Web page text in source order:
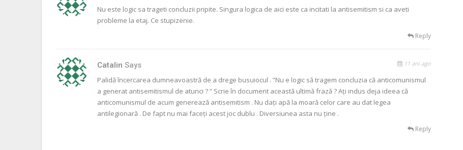
Nu este logic sa trageti concluzii pripite. Singura logica de aici este ca incitati la antisemitism si ca aveti
probleme la etaj. Ce stupizenie.
Reply
Catalin Says 11 ani ago
Palidă încercarea dumneavoastră de a drege busuiocul . ”Nu e logic să tragem concluzia că anticomunismul
a generat antisemitismul de atunci ? ” Scrie în document această ultimă frază ? Ați indus deja ideea că
anticomunismul de acum generează antisemitism . Nu dați apă la moară celor care au dat legea
antilegionară . De fapt nu mai faceți acest joc dublu . Diversiunea asta nu ține .
Reply